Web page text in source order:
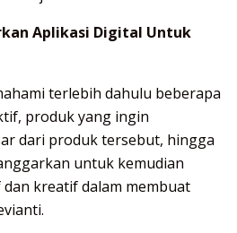
Aplikasi Digital Untuk
terlebih dahulu beberapa
produk yang ingin
dari produk tersebut, hingga
untuk kemudian
kreatif dalam membuat